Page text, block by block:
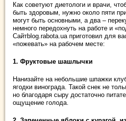
Как советуют диетологи и врачи,
быть здоровым, нужно около пяти
могут быть основными, а два –
немного передохнуть на работе и
Сайтblog.rabota.ua приготовил для
«пожевать» на рабочем месте:
1. Фруктовые шашлычки
Нанизайте на небольшие шпажки
ягодки винограда. Такой снек не
но благодаря сыру достаточно
ощущение голода.